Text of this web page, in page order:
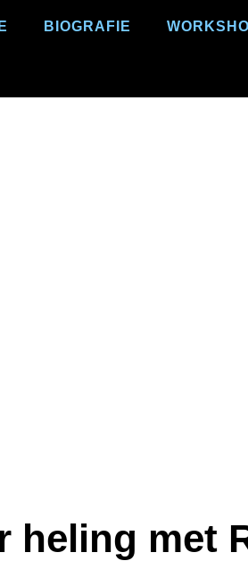
BIOGRAFIE
heling met